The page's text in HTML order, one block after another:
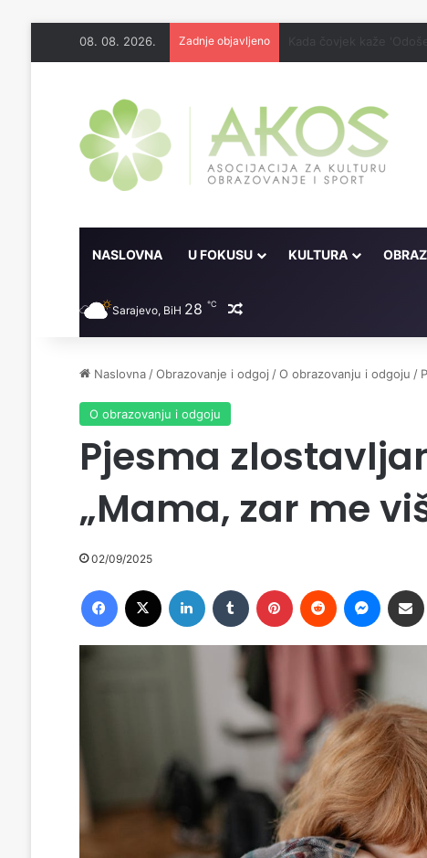
08. 08. 2026. Zadnje objavljeno
NASLOVNA U FOKUSU KULTURA
Sarajevo, BiH 28 ℃ Random članak
Naslovna /Obrazovanje i odgoj /O obrazovanju i odgoju /
O obrazovanju i odgoju
Pjesma
„Mama, zar me
02/09/2025